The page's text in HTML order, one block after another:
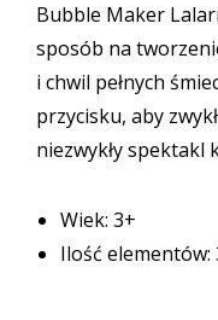
Bubble Maker
sposób na
i chwil pełnych
przycisku, aby
niezwykły spektakl
Wiek: 3+
Ilość elementów: